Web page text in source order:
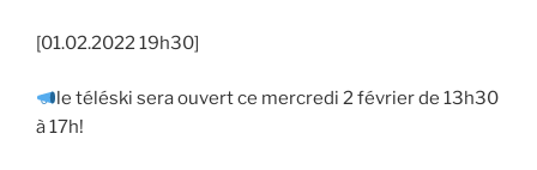
[01.02.2022 19h30]
le téléski sera ouvert ce mercredi 2 février de 13h30
à 17h!